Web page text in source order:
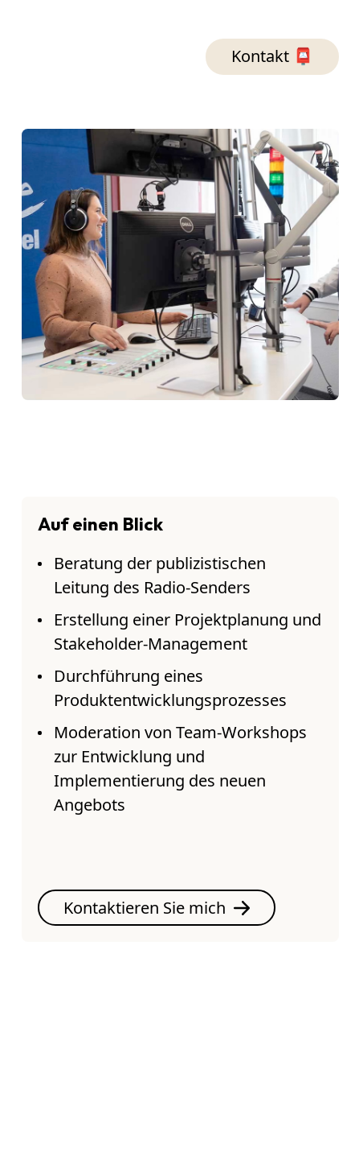
Kontakt 📮
Auf einen Blick
Beratung der publizistischen
Leitung des Radio-Senders
Erstellung einer Projektplanung und
Stakeholder-Management
Durchführung eines
Produktentwicklungsprozesses
Moderation von Team-Workshops
zur Entwicklung und
Implementierung des neuen
Angebots
Kontaktieren Sie mich